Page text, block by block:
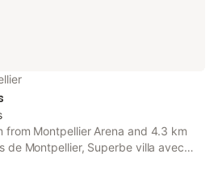
Montpellier Arena and 4.3 km
de Montpellier, Superbe villa avec
air conditioning. This property